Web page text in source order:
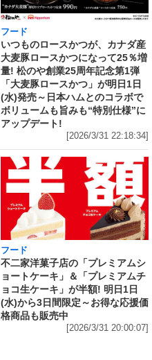
フード
いつものロースかつが、カナダ産
大麦豚ロースかつになって25％増
量! 松のや創業25周年記念第1弾
「大麦豚ロースかつ」が明日1日
(水)発売～日本ハムとのコラボで
ボリュームも旨みも“特別仕様”に
アップデート!
[2026/3/31 22:18:34]
フード
不二家洋菓子店の「プレミアムシ
ョートケーキ」＆「プレミアムチ
ョコ生ケーキ」が半額! 明日1日
(水)から3日間限定～お得な応援価
格商品も販売中
[2026/3/31 20:00:07]